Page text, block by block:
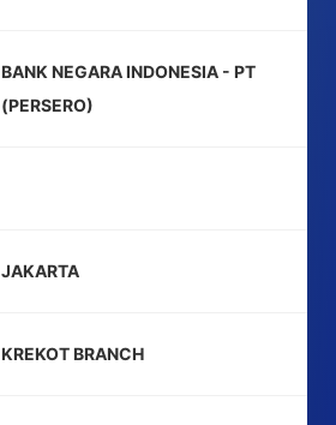
BANK NEGARA INDONESIA - PT
(PERSERO)
JAKARTA
KREKOT BRANCH